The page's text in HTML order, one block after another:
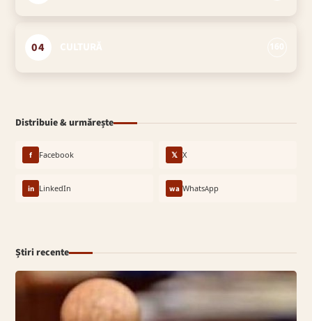
04
Distribuie & urmărește
f Facebook 𝕏 X
in LinkedIn wa WhatsApp
Știri recente